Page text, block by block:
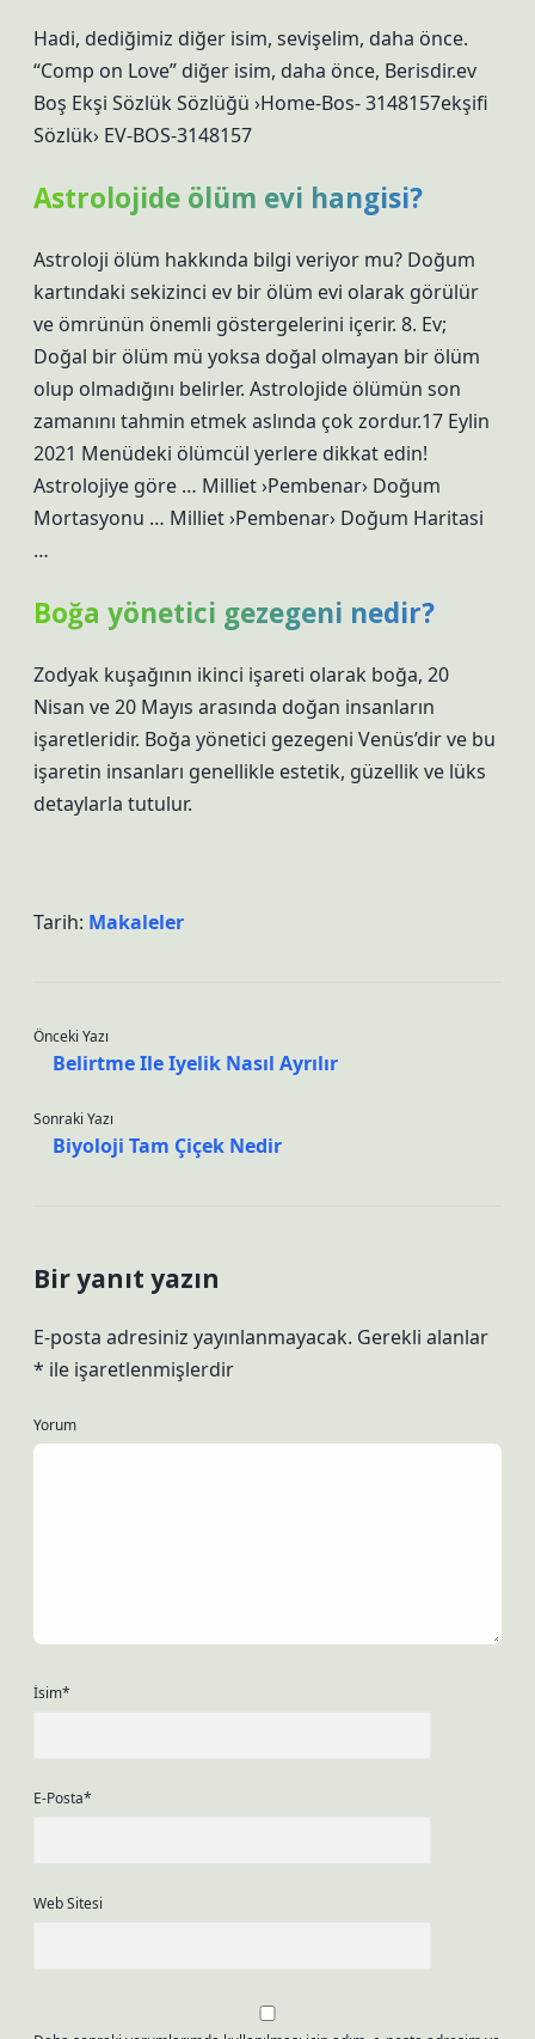
Hadi, dediğimiz diğer isim, sevişelim, daha önce.
“Comp on Love” diğer isim, daha önce, Berisdir.ev
Boş Ekşi Sözlük Sözlüğü ›Home-Bos- 3148157ekşifi
Sözlük› EV-BOS-3148157
Astrolojide ölüm evi hangisi?
Astroloji ölüm hakkında bilgi veriyor mu? Doğum
kartındaki sekizinci ev bir ölüm evi olarak görülür
ve ömrünün önemli göstergelerini içerir. 8. Ev;
Doğal bir ölüm mü yoksa doğal olmayan bir ölüm
olup olmadığını belirler. Astrolojide ölümün son
zamanını tahmin etmek aslında çok zordur.17 Eylin
2021 Menüdeki ölümcül yerlere dikkat edin!
Astrolojiye göre … Milliet ›Pembenar› Doğum
Mortasyonu … Milliet ›Pembenar› Doğum Haritasi
…
Boğa yönetici gezegeni nedir?
Zodyak kuşağının ikinci işareti olarak boğa, 20
Nisan ve 20 Mayıs arasında doğan insanların
işaretleridir. Boğa yönetici gezegeni Venüs’dir ve bu
işaretin insanları genellikle estetik, güzellik ve lüks
detaylarla tutulur.
Tarih: Makaleler
Önceki Yazı
Belirtme Ile Iyelik Nasıl Ayrılır
Sonraki Yazı
Biyoloji Tam Çiçek Nedir
Bir yanıt yazın
E-posta adresiniz yayınlanmayacak. Gerekli alanlar
* ile işaretlenmişlerdir
Yorum
İsim*
E-Posta*
Web Sitesi